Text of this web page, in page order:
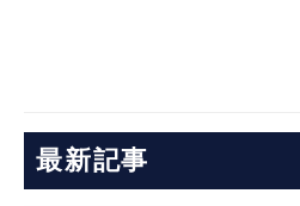
最新記事